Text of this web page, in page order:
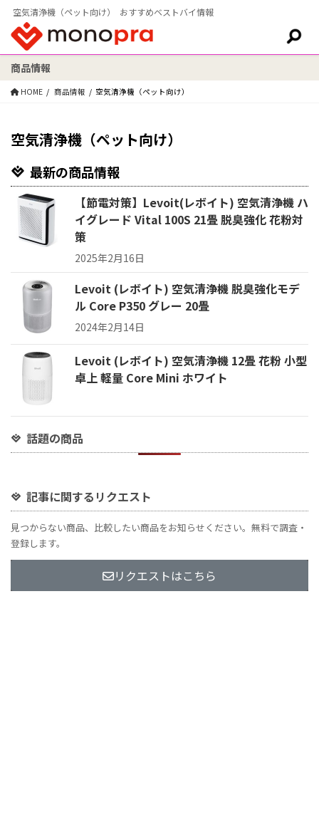
空気清浄機（ペット向け） おすすめベストバイ情報
検索:
商品情報
HOME 商品情報 空気清浄機（ペット向け）
空気清浄機（ペット向け）
最新の商品情報
【節電対策】Levoit(レボイト) 空気清浄機 ハ
イグレード Vital 100S 21畳 脱臭強化 花粉対
策
2025年2月16日
Levoit (レボイト) 空気清浄機 脱臭強化モデ
ル Core P350 グレー 20畳
2024年2月14日
Levoit (レボイト) 空気清浄機 12畳 花粉 小型
卓上 軽量 Core Mini ホワイト
話題の商品
記事に関するリクエスト
見つからない商品、比較したい商品をお知らせください。無料で調査・
登録します。
リクエストはこちら